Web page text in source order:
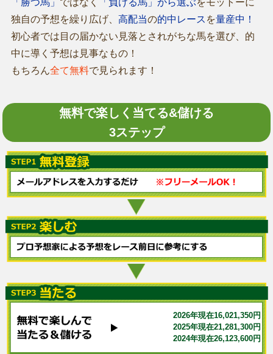
独自の予想を繰り広げ、 高配当の的中レース を量産中！
初心者では目の届かない見落とされがちな馬を選び、的
中に導く予想は見事なもの！
もちろん全て無料で見られます！
無料で楽しく当てる&儲ける
3ステップ
2026年現在16,021,350円
2025年現在21,281,300円
2024年現在26,123,600円